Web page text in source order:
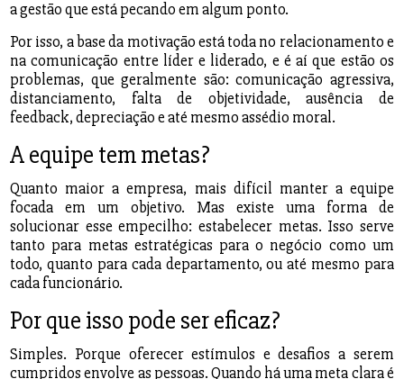
a gestão que está pecando em algum ponto.
Por isso, a base da motivação está toda no relacionamento e
na comunicação entre líder e liderado, e é aí que estão os
problemas, que geralmente são: comunicação agressiva,
distanciamento, falta de objetividade, ausência de
feedback, depreciação e até mesmo assédio moral.
A equipe tem metas?
Quanto maior a empresa, mais difícil manter a equipe
focada em um objetivo. Mas existe uma forma de
solucionar esse empecilho: estabelecer metas. Isso serve
tanto para metas estratégicas para o negócio como um
todo, quanto para cada departamento, ou até mesmo para
cada funcionário.
Por que isso pode ser eficaz?
Simples. Porque oferecer estímulos e desafios a serem
cumpridos envolve as pessoas. Quando há uma meta clara é